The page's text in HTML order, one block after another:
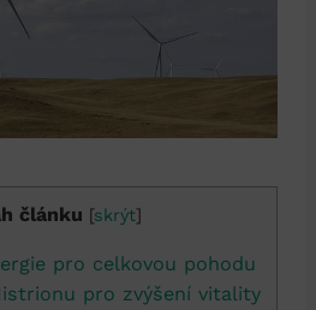
článku [skrýt]
pro celkovou pohodu
pro zvýšení vitality